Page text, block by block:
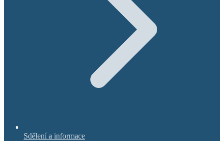
Sdělení a informace